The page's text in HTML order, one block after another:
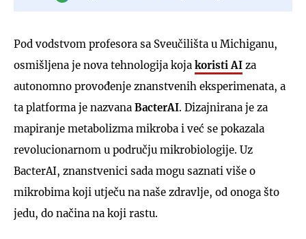
Pod vodstvom profesora sa Sveučilišta u Michiganu,
osmišljena je nova tehnologija koja koristi AI za
autonomno provođenje znanstvenih eksperimenata, a
ta platforma je nazvana BacterAI. Dizajnirana je za
mapiranje metabolizma mikroba i već se pokazala
revolucionarnom u području mikrobiologije. Uz
BacterAI, znanstvenici sada mogu saznati više o
mikrobima koji utječu na naše zdravlje, od onoga što
jedu, do načina na koji rastu.